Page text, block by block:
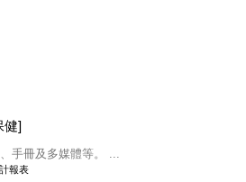
健]
手冊及多媒體等。 ...
報表